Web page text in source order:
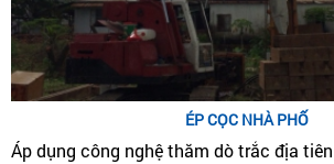
ÉP CỌC NHÀ PHỐ
Áp dụng công nghệ thăm dò trắc địa